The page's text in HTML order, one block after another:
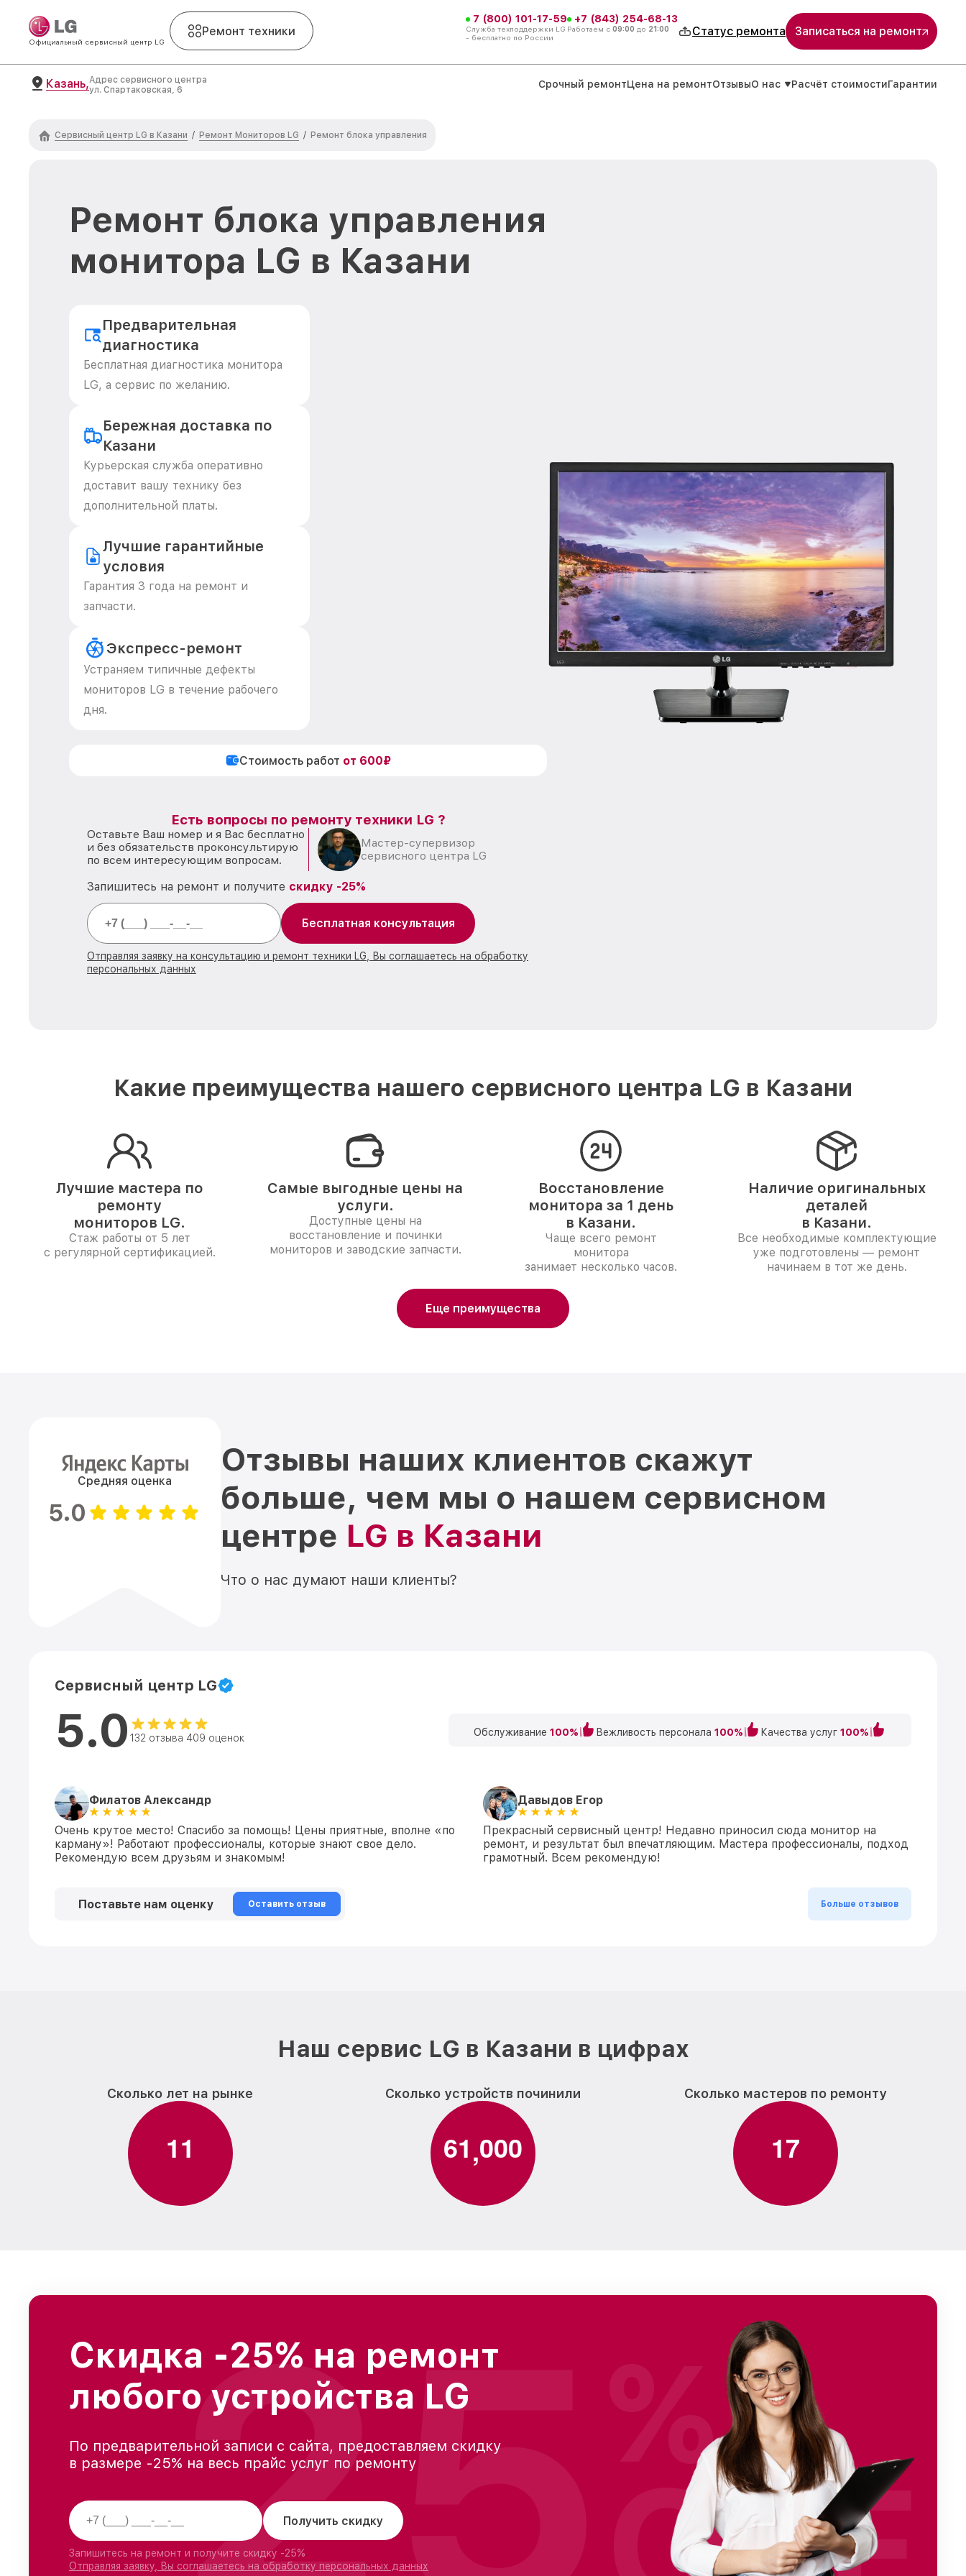
Официальный сервисный центр LG
Ремонт техники
7 (800) 101-17-59
Служба техподдержки LG
- бесплатно по России
+7 (843) 254-68-13
Работаем с 09:00 до 21:00 Статус ремонта Записаться на ремонт
Казань,Адрес сервисного центра
ул. Спартаковская, 6
Срочный ремонтЦена на ремонтОтзывыО нас Расчёт стоимостиГарантии
Сервисный центр LG в Казани / Ремонт Мониторов LG / Ремонт блока управления
Ремонт блока управления
монитора LG в Казани
Предварительная
диагностика
Бесплатная диагностика монитора
LG, а сервис по желанию.
Бережная доставка по
Казани
Курьерская служба оперативно
доставит вашу технику без
дополнительной платы.
Лучшие гарантийные
условия
Гарантия 3 года на ремонт и
запчасти.
Экспресс-ремонт
Устраняем типичные дефекты
мониторов LG в течение рабочего
дня.
Стоимость работ от 600₽
Есть вопросы по ремонту техники LG ?
Оставьте Ваш номер и я Вас бесплатно
и без обязательств проконсультирую
по всем интересующим вопросам.
Мастер-супервизор
сервисного центра LG
Запишитесь на ремонт и получите скидку -25%
Бесплатная консультация
Отправляя заявку на консультацию и ремонт техники LG, Вы соглашаетесь на обработку
персональных данных
Какие преимущества нашего сервисного центра LG в Казани
Лучшие мастера по
ремонту
мониторов LG.
Стаж работы от 5 лет
с регулярной сертификацией.
Самые выгодные цены на
услуги.
Доступные цены на
восстановление и починки
мониторов и заводские запчасти.
Восстановление
монитора за 1 день
в Казани.
Чаще всего ремонт
монитора
занимает несколько часов.
Наличие оригинальных
деталей
в Казани.
Все необходимые комплектующие
уже подготовлены — ремонт
начинаем в тот же день.
Еще преимущества
Средняя оценка
5.0
Отзывы наших клиентов скажут
больше, чем мы о нашем сервисном
центре LG в Казани
Что о нас думают наши клиенты?
Сервисный центр LG
5.0 132 отзыва 409 оценок Обслуживание 100% Вежливость персонала 100% Качества услуг 100%
Филатов Александр
Очень крутое место! Спасибо за помощь! Цены приятные, вполне «по
карману»! Работают профессионалы, которые знают свое дело.
Рекомендую всем друзьям и знакомым!
Давыдов Егор
Прекрасный сервисный центр! Недавно приносил сюда монитор на
ремонт, и результат был впечатляющим. Мастера профессионалы, подход
грамотный. Всем рекомендую!
Поставьте нам оценку Оставить отзыв Больше отзывов
Наш сервис LG в Казани в цифрах
Сколько лет на рынке
11
Сколько устройств починили
61,000
Сколько мастеров по ремонту
17
Скидка -25% на ремонт
любого устройства LG
По предварительной записи с сайта, предоставляем скидку
в размере -25% на весь прайс услуг по ремонту
Получить скидку
Запишитесь на ремонт и получите скидку -25%
Отправляя заявку, Вы соглашаетесь на обработку персональных данных
25 %